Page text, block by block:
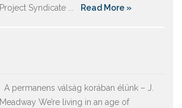
Project Syndicate ...
Read More »
A permanens válság korában élünk – J.
Meadway We’re living in an age of